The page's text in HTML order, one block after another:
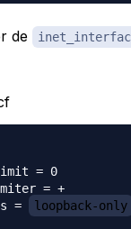
de
= 0
= +
=
loopback-only